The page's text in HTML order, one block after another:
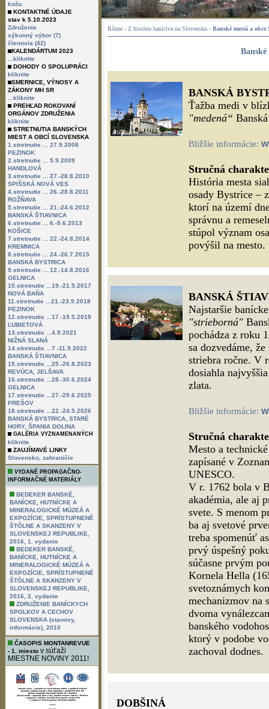
kožu.
KONTAKTNÉ ÚDAJE
stav k 5.10.2023
Združenie
výkonný výbor (7)
členovia (42)
KALENDÁRTUM 2023
...kliknite
DOHODY O SPOLUPRÁCI
kliknite
SMERNICE, VÝNOSY A
ZÁKONY MH SR
...kliknite
PREHĽAD ROKOVANÍ
ORGÁNOV ZDRUŽENIA
kliknite
STRETNUTIA BANSKÝCH
MIEST A OBCÍ SLOVENSKA
1.stretnutie ... 27.9.2008
PEZINOK
2.stretnutie ... 5.9.2009
HANDLOVÁ
3.stretnutie ... 27.-28.8.2010
SPIŠSKÁ NOVÁ VES
4.stretnutie ... 26.-28.8.2011
ROŽŇAVA
5.stretnutie ... 21.-24.6.2012
BANSKÁ ŠTIAVNICA
6.stretnutie ... 6.-9.6.2013
KOŠICE
7.stretnutie ... 22.-24.8.2014
KREMNICA
8.stretnutie ... 24.-26.7.2015
BANSKÁ BYSTRICA
9.stretnutie ... 12.-14.8.2016
GELNICA
10.stretnutie ...19.-21.5.2017
NOVÁ BAŇA
11.stretnutie ...21.-23.9.2018
PEZINOK
12.stretnutie ...17.-19.5.2019
ĽUBIETOVÁ
13.stretnutie ...4.9.2021
NIŽNÁ SLANÁ
14.stretnutie ...7.-11.9.2022
BANSKÁ ŠTIAVNICA
15.stretnutie ...25.-26.8.2023
REVÚCA, JELŠAVA
16.stretnutie ...28.-30.6.2024
GELNICA
17.stretnutie ...27.-29.6.2025
PREŠOV
18.stretnutie ...22.-24.5.2026
BANSKÁ BYSTRICA, STARÉ
HORY, ŠPANIA DOLINA
GALÉRIA VYZNAMENANÝCH
kliknite
ZAUJÍMAVÉ LINKY
Slovensko zahraničie
VYDANÉ PROPAGAČNO-
INFORMAČNÉ MATERIÁLY
BEDEKER BANSKÉ,
BANÍCKE, HUTNÍCKE A
MINERALOGICKÉ MÚZEÁ A
EXPOZÍCIE, SPRÍSTUPNENÉ
ŠTÔLNE A SKANZENY V
SLOVENSKEJ REPUBLIKE,
2016, 1. vydanie
BEDEKER BANSKÉ,
BANÍCKE, HUTNÍCKE A
MINERALOGICKÉ MÚZEÁ A
EXPOZÍCIE, SPRÍSTUPNENÉ
ŠTÔLNE A SKANZENY V
SLOVENSKEJ REPUBLIKE,
2016, 2. vydanie
ZDRUŽENIE BANÍCKYCH
SPOLKOV A CECHOV
SLOVENSKA (stanovy,
informácie), 2010
ČASOPIS MONTANREVUE
- 1. miesto v súťaži
MIESTNE NOVINY 2011!
Rôzne - Z histórie baníctva na Slovensku - Banské mestá a obce
Banské
BANSKÁ
Ťažba medi v
"medená“
Bližšie informácie:
Stručná
História mesta
osady Bystrice –
ktorí na území
správnu a
stúpol význam
povýšil na mesto.
BANSKÁ
Najstaršie
"strieborná"
pochádza z roku
sa dozvedáme,
striebra ročne. V
dosiahla
zlata.
Bližšie informácie:
Stručná
Mesto a
zapísané v
UNESCO.
V r. 1762 bola v
akadémia, ale aj
svete. S menom
ba aj svetové
treba spomenúť
prvý úspešný
súčasne prvým
Kornela Hella
svetoznámych
mechanizmov na
dvoma
banského
ktorý v podobe
zachoval dodnes.
DOBŠINÁ